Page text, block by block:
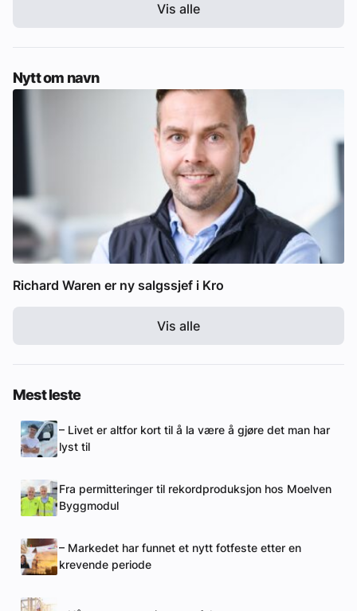
Vis alle
Nytt om navn
Richard Waren er ny salgssjef i Kro
Vis alle
Mest leste
– Livet er altfor kort til å la være å gjøre det man har
lyst til
Fra permitteringer til rekordproduksjon hos Moelven
Byggmodul
– Markedet har funnet et nytt fotfeste etter en
krevende periode